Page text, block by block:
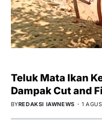
Teluk Mata Ikan
Dampak Cut and
BYREDAKSI IAWNEWS 1